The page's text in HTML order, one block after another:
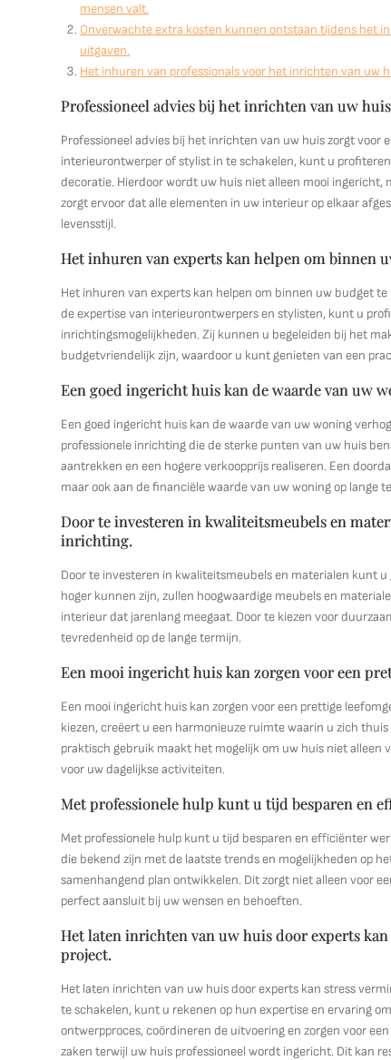
mensen valt.
Onverwachte extra kosten kunnen ontstaan tijdens het
uitgaven.
Het inhuren van professionals voor het inrichten van uw
Professioneel advies bij het inrichten van uw
Professioneel advies bij het inrichten van uw huis zorgt voor
interieurontwerper of stylist in te schakelen, kunt u
decoratie. Hierdoor wordt uw huis niet alleen mooi
zorgt ervoor dat alle elementen in uw interieur op elkaar
levensstijl.
Het inhuren van experts kan helpen om binnen
Het inhuren van experts kan helpen om binnen uw budget
de expertise van interieurontwerpers en stylisten, kunt u
inrichtingsmogelijkheden. Zij kunnen u begeleiden bij het
budgetvriendelijk zijn, waardoor u kunt genieten van een
Een goed ingericht huis kan de waarde van uw
Een goed ingericht huis kan de waarde van uw woning
professionele inrichting die de sterke punten van uw huis
aantrekken en een hogere verkoopprijs realiseren. Een
maar ook aan de financiële waarde van uw woning op lange
Door te investeren in kwaliteitsmeubels en
inrichting.
Door te investeren in kwaliteitsmeubels en materialen kunt
hoger kunnen zijn, zullen hoogwaardige meubels en
interieur dat jarenlang meegaat. Door te kiezen voor
tevredenheid op de lange termijn.
Een mooi ingericht huis kan zorgen voor een
Een mooi ingericht huis kan zorgen voor een prettige
kiezen, creëert u een harmonieuze ruimte waarin u zich
praktisch gebruik maakt het mogelijk om uw huis niet
voor uw dagelijkse activiteiten.
Met professionele hulp kunt u tijd besparen en
Met professionele hulp kunt u tijd besparen en efficiënter
die bekend zijn met de laatste trends en mogelijkheden op
samenhangend plan ontwikkelen. Dit zorgt niet alleen voor
perfect aansluit bij uw wensen en behoeften.
Het laten inrichten van uw huis door experts
project.
Het laten inrichten van uw huis door experts kan stress
te schakelen, kunt u rekenen op hun expertise en ervaring
ontwerpproces, coördineren de uitvoering en zorgen voor
zaken terwijl uw huis professioneel wordt ingericht. Dit kan